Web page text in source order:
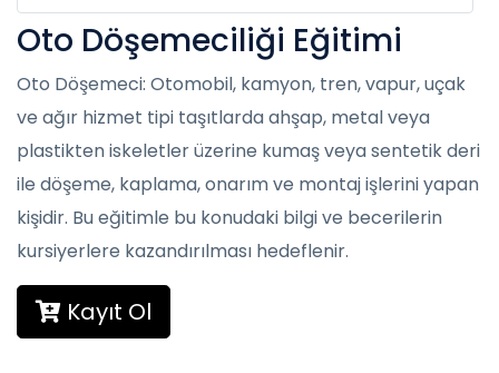
Oto Döşemeciliği Eğitimi
Oto Döşemeci: Otomobil, kamyon, tren, vapur, uçak
ve ağır hizmet tipi taşıtlarda ahşap, metal veya
plastikten iskeletler üzerine kumaş veya sentetik deri
ile döşeme, kaplama, onarım ve montaj işlerini yapan
kişidir. Bu eğitimle bu konudaki bilgi ve becerilerin
kursiyerlere kazandırılması hedeflenir.
Kayıt Ol